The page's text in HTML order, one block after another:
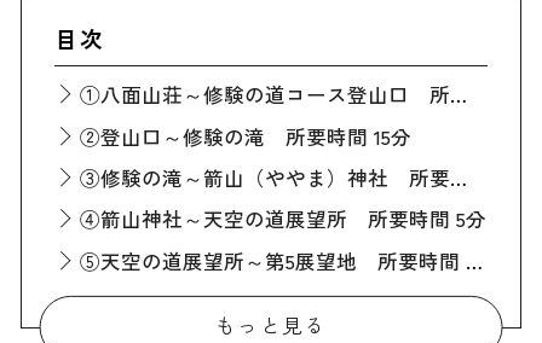
目次
①八面山荘～修験の道コース登山口 所要時間 25分
②登山口～修験の滝 所要時間 15分
③修験の滝～箭山（ややま）神社 所要時間 20分
④箭山神社～天空の道展望所 所要時間 5分
⑤天空の道展望所～第5展望地 所要時間 30分
⑥第5展望地～山頂 所要時間 15分
もっと見る